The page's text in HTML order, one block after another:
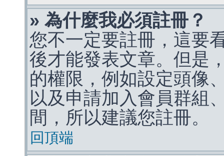
» 為什麼我必須註冊？
您不一定要註冊，這要
後才能發表文章。但是
的權限，例如設定頭像
以及申請加入會員群組
間，所以建議您註冊。
回頂端